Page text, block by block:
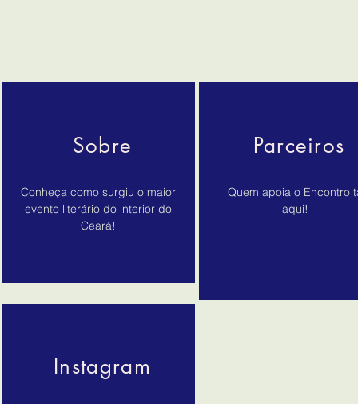
Sobre
Conheça como surgiu o maior
evento literário do interior do
Ceará!
Parceiros
Quem apoia o Encontro
aqui!
Instagram